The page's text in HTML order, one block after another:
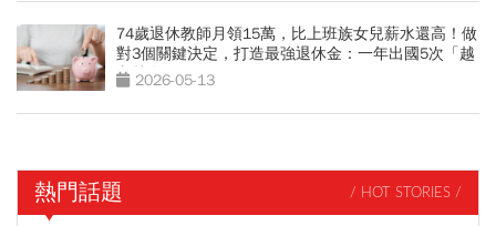
74歲退休教師月領15萬，比上班族女兒薪水還高！做
對3個關鍵決定，打造最強退休金：一年出國5次「越
老越有錢」
2026-05-13
熱門話題 / HOT STORIES /